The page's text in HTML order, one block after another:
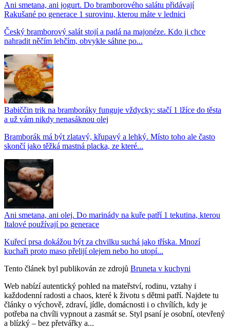
Ani smetana, ani jogurt. Do bramborového salátu přidávají
Rakušané po generace 1 surovinu, kterou máte v lednici
Český bramborový salát stojí a padá na majonéze. Kdo ji chce
nahradit něčím lehčím, obvykle sáhne po...
Babiččin trik na bramboráky funguje vždycky: stačí 1 lžíce do těsta
a už vám nikdy nenasáknou olej
Bramborák má být zlatavý, křupavý a lehký. Místo toho ale často
skončí jako těžká mastná placka, ze které...
Ani smetana, ani olej. Do marinády na kuře patří 1 tekutina, kterou
Italové používají po generace
Kuřecí prsa dokážou být za chvilku suchá jako tříska. Mnozí
kuchaři proto maso přelijí olejem nebo ho utopí...
Tento článek byl publikován ze zdrojů Bruneta v kuchyni
Web nabízí autentický pohled na mateřství, rodinu, vztahy i
každodenní radosti a chaos, které k životu s dětmi patří. Najdete tu
články o výchově, zdraví, jídle, domácnosti i o chvílích, kdy je
potřeba na chvíli vypnout a zasmát se. Styl psaní je osobní, otevřený
a blízký – bez přetvářky a...